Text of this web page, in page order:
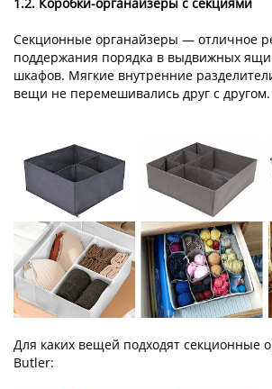
1.2. Коробки-органайзеры с секциями
Секционные органайзеры — отличное
поддержания порядка в выдвижных
шкафов. Мягкие внутренние
вещи не перемешивались друг с другом.
Для каких вещей подходят секционные
Butler: